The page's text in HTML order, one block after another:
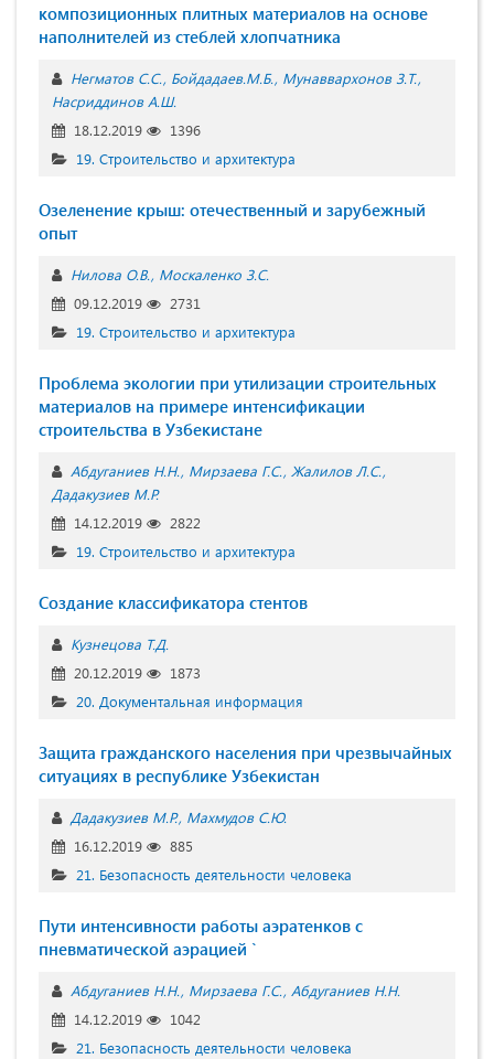
композиционных плитных материалов на основе
наполнителей из стеблей хлопчатника
Негматов С.С. Бойдадаев.М.Б. Мунаввархонов З.Т.
Насриддинов А.Ш.
18.12.2019
1396
19. Строительство и архитектура
Озеленение крыш: отечественный и зарубежный
опыт
Нилова О.В. Москаленко З.С.
09.12.2019
2731
19. Строительство и архитектура
Проблема экологии при утилизации строительных
материалов на примере интенсификации
строительства в Узбекистане
Абдуганиев Н.Н. Мирзаева Г.С. Жалилов Л.С.
Дадакузиев М.Р.
14.12.2019
2822
19. Строительство и архитектура
Создание классификатора стентов
Кузнецова Т.Д.
20.12.2019
1873
20. Документальная информация
Защита гражданского населения при чрезвычайных
ситуациях в республике Узбекистан
Дадакузиев М.Р. Махмудов С.Ю.
16.12.2019
885
21. Безопасность деятельности человека
Пути интенсивности работы аэратенков с
пневматической аэрацией `
Абдуганиев Н.Н. Мирзаева Г.С. Абдуганиев Н.Н.
14.12.2019
1042
21. Безопасность деятельности человека